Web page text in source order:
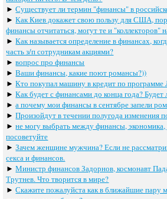
►Существует ли термин "финансы" в
►Как Киев докажет свою пользу для США,
финансы отчитаться, могут те и "коллекторов"
►Как называется определение в финансах,
часть з/п сотрудникам акциями?
►вопрос про финансы
►Ваши финансы, какие поют романсы?))
►Кто покупал машину в кредит по программе
►Как будет с финансами до конца года? Будет
►а почему мои финансы в сентябре запели
►Произойдут в течении полугода изменения
►не могу выбрать между финансы, экономика,
посоветуйте
►Зачем женщине мужчина? Если не
секса и финансов.
►Министр финансов Задорнов, космонавт
Трутнев. Что творится в мире?
►Скажите пожалуйста как в ближайшие пару